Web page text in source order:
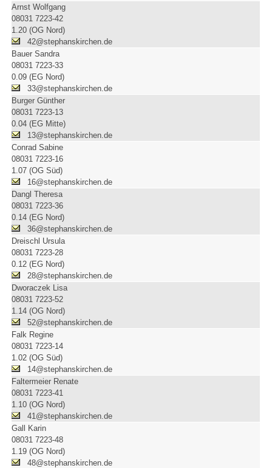
Arnst Wolfgang
08031 7223-42
1.20 (OG Nord)
42@stephanskirchen.de
Bauer Sandra
08031 7223-33
0.09 (EG Nord)
33@stephanskirchen.de
Burger Günther
08031 7223-13
0.04 (EG Mitte)
13@stephanskirchen.de
Conrad Sabine
08031 7223-16
1.07 (OG Süd)
16@stephanskirchen.de
Dangl Theresa
08031 7223-36
0.14 (EG Nord)
36@stephanskirchen.de
Dreischl Ursula
08031 7223-28
0.12 (EG Nord)
28@stephanskirchen.de
Dworaczek Lisa
08031 7223-52
1.14 (OG Nord)
52@stephanskirchen.de
Falk Regine
08031 7223-14
1.02 (OG Süd)
14@stephanskirchen.de
Faltermeier Renate
08031 7223-41
1.10 (OG Nord)
41@stephanskirchen.de
Gall Karin
08031 7223-48
1.19 (OG Nord)
48@stephanskirchen.de